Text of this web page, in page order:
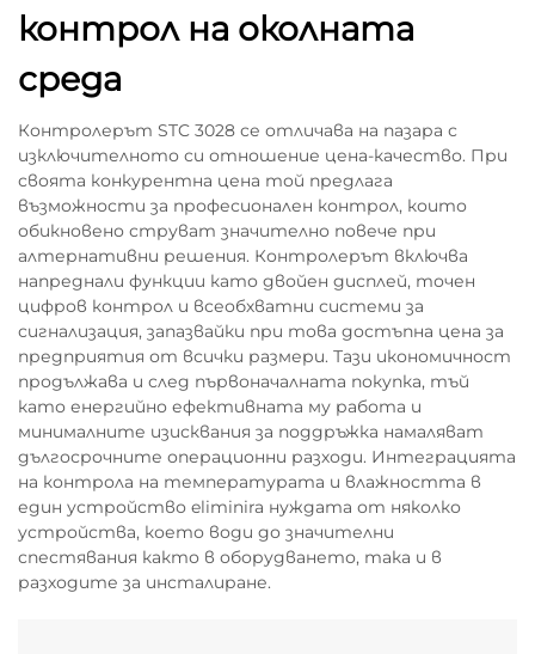
контрол на околната
среда
Контролерът STC 3028 се отличава на пазара с
изключителното си отношение цена-качество. При
своята конкурентна цена той предлага
възможности за професионален контрол, които
обикновено струват значително повече при
алтернативни решения. Контролерът включва
напреднали функции като двойен дисплей, точен
цифров контрол и всеобхватни системи за
сигнализация, запазвайки при това достъпна цена за
предприятия от всички размери. Тази икономичност
продължава и след първоначалната покупка, тъй
като енергийно ефективната му работа и
минималните изисквания за поддръжка намаляват
дългосрочните операционни разходи. Интеграцията
на контрола на температурата и влажността в
един устройство eliminira нуждата от няколко
устройства, което води до значителни
спестявания както в оборудването, така и в
разходите за инсталиране.